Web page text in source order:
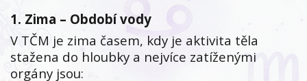
1. Zima – Období vody
V TČM je zima časem, kdy je aktivita těla
stažena do hloubky a nejvíce zatíženými
orgány jsou: